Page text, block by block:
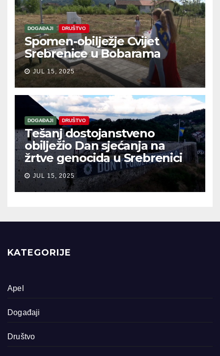
DOGAĐAJI DRUŠTVO
Spomen-obilježje Cvijet
Srebrenice u Bobarama
JUL 15, 2025
DOGAĐAJI DRUŠTVO
Tešanj dostojanstveno
obilježio Dan sjećanja na
žrtve genocida u Srebrenici
JUL 15, 2025
KATEGORIJE
Apel
Događaji
Društvo